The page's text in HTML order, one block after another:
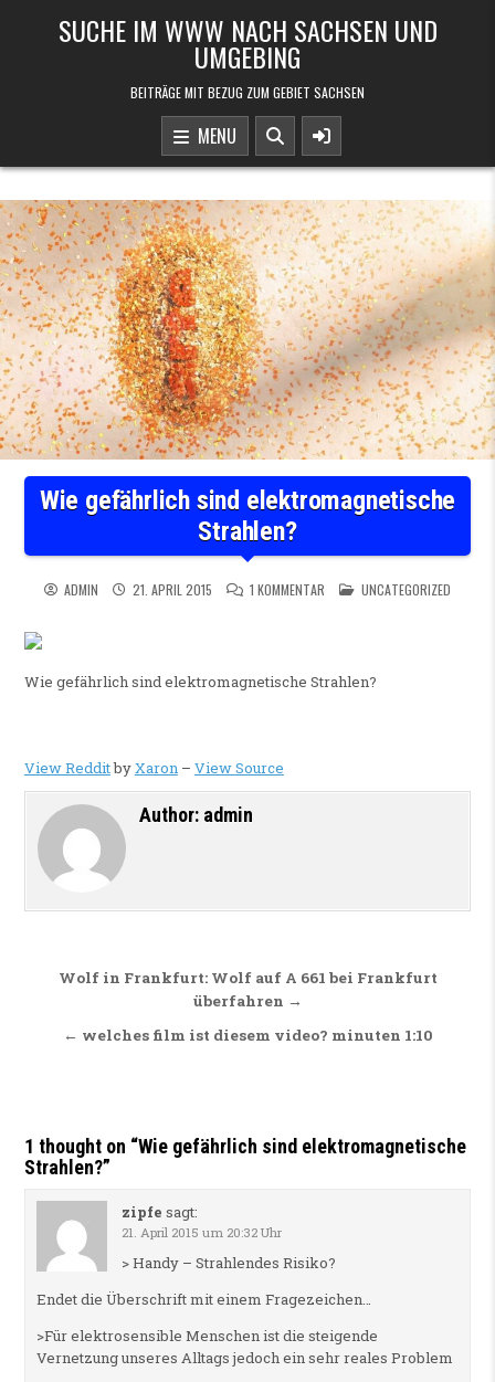
SUCHE IM WWW NACH SACHSEN UND
UMGEBING
BEITRÄGE MIT BEZUG ZUM GEBIET SACHSEN
MENU
Wie gefährlich sind elektromagnetische
Strahlen?
ADMIN 21. APRIL 2015 1 KOMMENTAR ZU WIE GEFÄHRLICH SIND
POSTED IN
UNCATEGORIZED
Wie gefährlich sind elektromagnetische Strahlen?
View RedditbyXaron– View Source
Author: admin
Beitragsnavigation
Wolf in Frankfurt: Wolf auf A 661 bei Frankfurt
überfahren →
← welches film ist diesem video? minuten 1:10
1 thought on “Wie gefährlich sind elektromagnetische
Strahlen?”
zipfe sagt:
21. April 2015 um 20:32 Uhr
> Handy – Strahlendes Risiko?
Endet die Überschrift mit einem Fragezeichen…
>Für elektrosensible Menschen ist die steigende
Vernetzung unseres Alltags jedoch ein sehr reales Problem